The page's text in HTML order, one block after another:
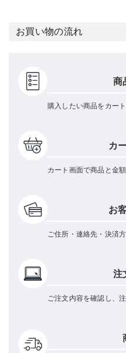
お買い物の流れ
商
購入したい商品をカート
カ
カート画面で商品と金
お
ご住所・連絡先・決済
注
ご注文内容を確認し、